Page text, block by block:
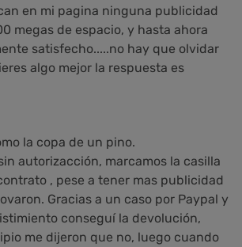
en mi pagina ninguna publicidad
megas de espacio, y hasta ahora
satisfecho.....no hay que olvidar
algo mejor la respuesta es
la copa de un pino.
autorizacción, marcamos la casilla
, pese a tener mas publicidad
Gracias a un caso por Paypal y
conseguí la devolución,
me dijeron que no, luego cuando